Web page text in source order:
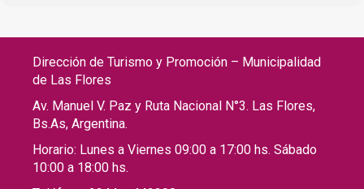
Dirección de Turismo y Promoción – Municipalidad
de Las Flores
Av. Manuel V. Paz y Ruta Nacional N°3. Las Flores,
Bs.As, Argentina.
Horario: Lunes a Viernes 09:00 a 17:00 hs. Sábado
10:00 a 18:00 hs.